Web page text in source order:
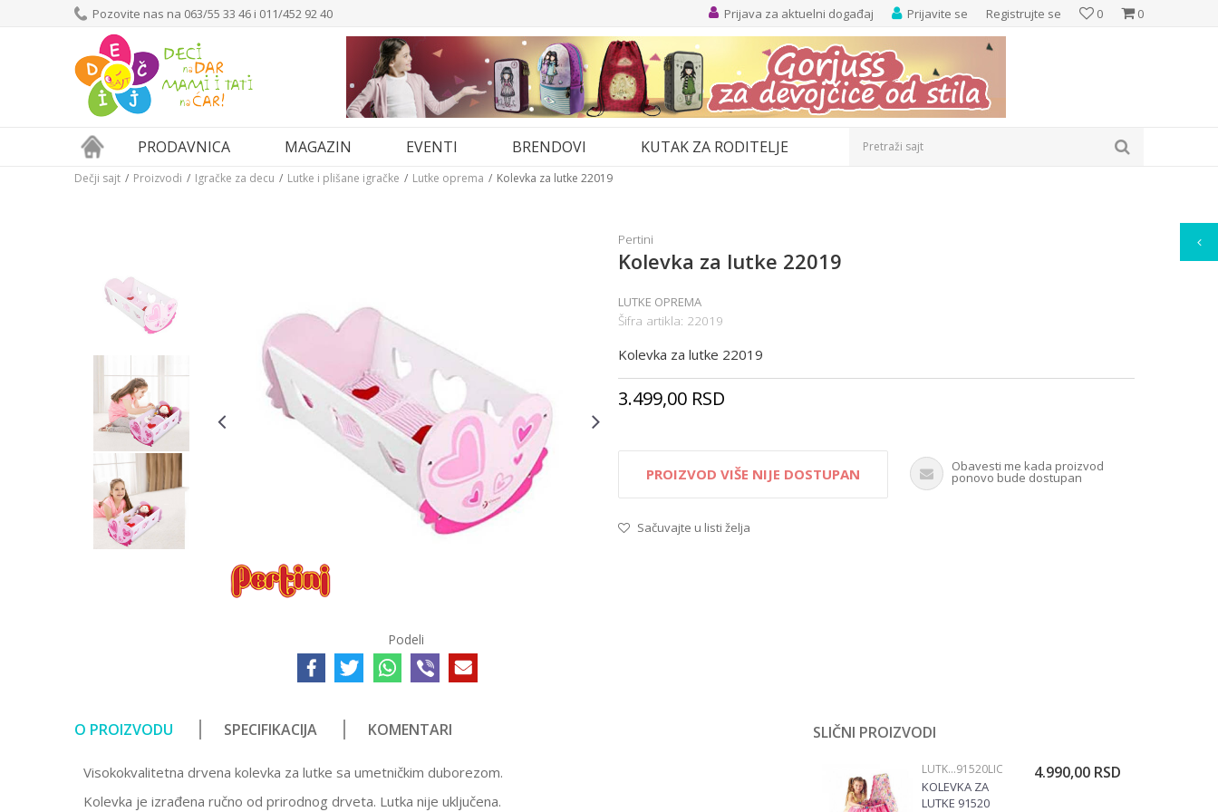
Pozovite nas na 063/55 33 46 i 011/452 92 40 0
0
Prijavite se Registrujte se
Prijava za aktuelni događaj
PRODAVNICA MAGAZIN EVENTI BRENDOVI KUTAK ZA RODITELJE Pretraži sajt
Dečji sajt Proizvodi Igračke za decu Lutke i plišane igračke Lutke oprema Kolevka za lutke 22019
Podeli
Pertini
Kolevka za lutke 22019
LUTKE OPREMA
Šifra artikla: 22019
Kolevka za lutke 22019
3.499,00 RSD
PROIZVOD VIŠE NIJE DOSTUPAN Obavesti me kada proizvod
ponovo bude dostupan
Sačuvajte u listi želja
O PROIZVODU SPECIFIKACIJA KOMENTARI
Visokokvalitetna drvena kolevka za lutke sa umetničkim duborezom.
Kolevka je izrađena ručno od prirodnog drveta. Lutka nije uključena.
SLIČNI PROIZVODI
LUTKE OPREMA91520LIC
KOLEVKA ZA
LUTKE 91520
4.990,00 RSD